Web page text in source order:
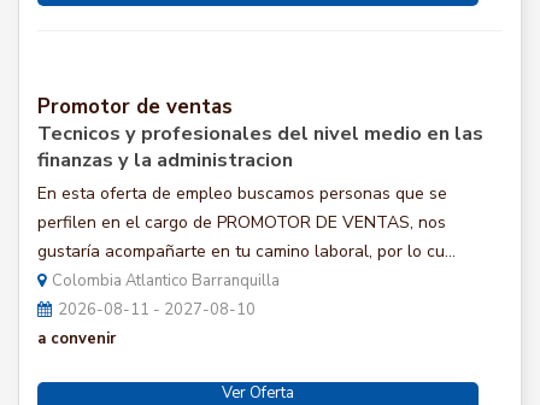
Promotor de ventas
Tecnicos y profesionales del nivel medio en las
finanzas y la administracion
En esta oferta de empleo buscamos personas que se
perfilen en el cargo de PROMOTOR DE VENTAS, nos
gustaría acompañarte en tu camino laboral, por lo cu...
Colombia Atlantico Barranquilla
2026-08-11 - 2027-08-10
a convenir
Ver Oferta